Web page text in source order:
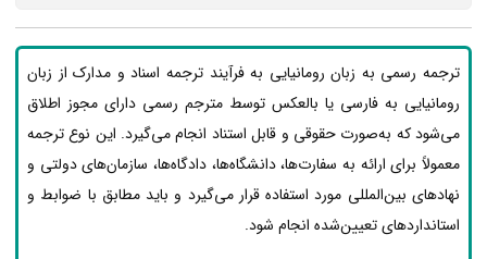
ترجمه رسمی به زبان رومانیایی به فرآیند ترجمه اسناد و مدارک از زبان
رومانیایی به فارسی یا بالعکس توسط مترجم رسمی دارای مجوز اطلاق
می‌شود که به‌صورت حقوقی و قابل استناد انجام می‌گیرد. این نوع ترجمه
معمولاً برای ارائه به سفارت‌ها، دانشگاه‌ها، دادگاه‌ها، سازمان‌های دولتی و
نهادهای بین‌المللی مورد استفاده قرار می‌گیرد و باید مطابق با ضوابط و
استانداردهای تعیین‌شده انجام شود.